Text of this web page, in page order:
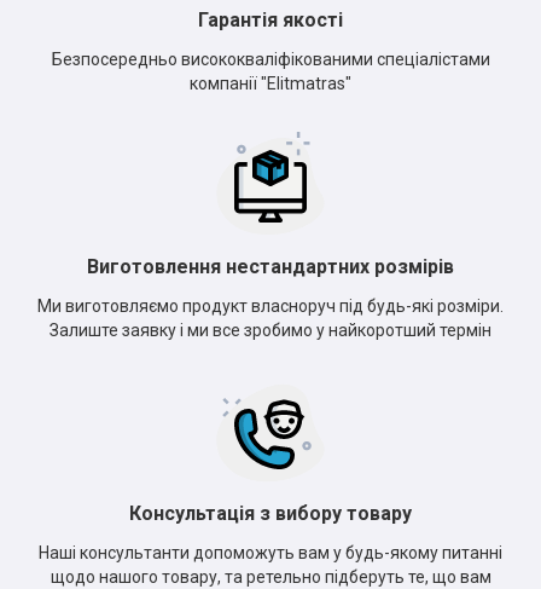
Гарантія якості
Безпосередньо висококваліфікованими спеціалістами
компанії "Elitmatras"
Виготовлення нестандартних розмірів
Ми виготовляємо продукт власноруч під будь-які розміри.
Залиште заявку і ми все зробимо у найкоротший термін
Консультація з вибору товару
Наші консультанти допоможуть вам у будь-якому питанні
щодо нашого товару, та ретельно підберуть те, що вам